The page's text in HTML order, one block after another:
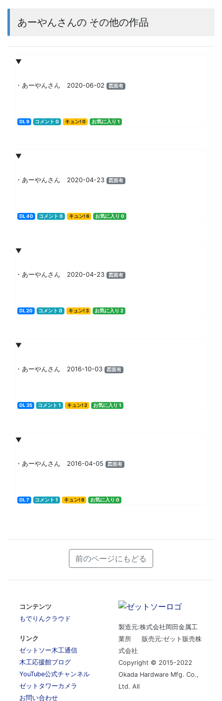
あーやんさんの その他の作品
▼
・あーやんさん 2020-06-02 図面有
DL 9 コメント 0 キュン! 0 お気に入り 1
▼
・あーやんさん 2020-04-23 図面有
DL 40 コメント 0 キュン! 6 お気に入り 0
▼
・あーやんさん 2020-04-23 図面有
DL 20 コメント 0 キュン! 3 お気に入り 2
▼
・あーやんさん 2016-10-03 図面有
DL 35 コメント 1 キュン! 2 お気に入り 1
▼
・あーやんさん 2016-04-05 図面有
DL 7 コメント 1 キュン! 6 お気に入り 0
前のページにもどる
コンテンツ
もでりんクラウド
リンク
ゼットソー木工通信
木工応援館ブログ
YouTube公式チャンネル
ゼットタワーカメラ
お問い合わせ
製造元:株式会社岡田金属工
業所 販売元:ゼット販売株
式会社
Copyright © 2015-2022
Okada Hardware Mfg. Co.,
Ltd. All